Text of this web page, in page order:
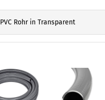
PVC Rohr in Transparent